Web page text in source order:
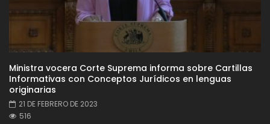
Ministra vocera Corte Suprema informa sobre Cartillas
Informativas con Conceptos Jurídicos en lenguas
originarias
21 DE FEBRERO DE 2023
516